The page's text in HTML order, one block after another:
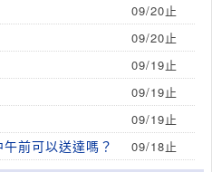
09/20止
09/20止
09/19止
09/19止
09/19止
前可以送達嗎？ 09/18止